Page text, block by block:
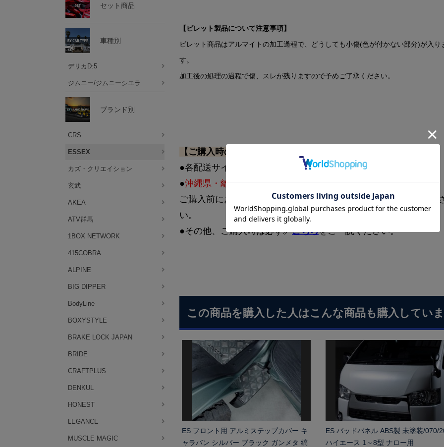
【ビレット製品について注意事項】
ビレット商品はアルマイトの加工過程で、どうしても小傷(色が付かない部分)が入り
す。
加工後の処理の過程で傷、スレが残りますので予めご了承ください。
【ご購入時の注意事項】
●各配送サイズ・送料一覧→
🔗送料区分
●沖縄県・離島への配送料金については都度お見積りとなります。
ご購入前にお問合せいただくか、弊社案内メールにてご確認くだ
い。
●その他、ご購入時は必ず🔗こちらをご一読ください。
この商品を購入した人はこんな商品も購入してい
ES フロント用 アルミステップカバー キ
ャラバン シルバー ブラック ガンメタ 縞
ES バッドパネル ABS製 未塗装/070/
ハイエース 1～8型 ナロー用
セット商品
車種別
デリカD:5
ジムニー/ジムニーシエラ
ブランド別
CRS
ESSEX
カズ・クリエイション
玄武
AKEA
ATV群馬
1BOX NETWORK
415COBRA
ALPINE
BIG DIPPER
BodyLine
BOXYSTYLE
BRAKE LOCK JAPAN
BRIDE
CRAFTPLUS
DENKUL
HONEST
LEGANCE
MUSCLE MAGIC